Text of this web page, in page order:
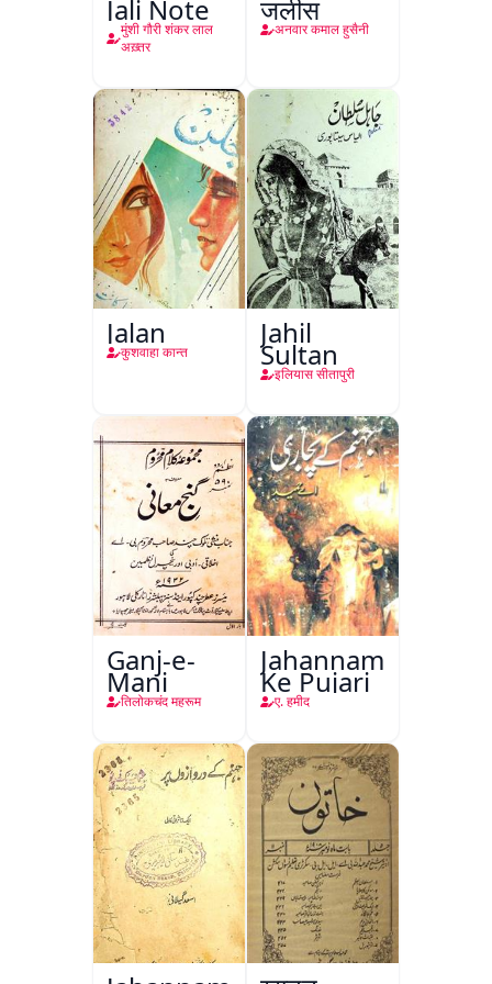
Jali Note
मुंशी गौरी शंकर लाल
अख़्तर
जलीस
अनवार कमाल हुसैनी
Jalan
कुशवाहा कान्त
Jahil
Sultan
इलियास सीतापुरी
Ganj-e-
Mani
तिलोकचंद महरूम
Jahannam
Ke Pujari
ए. हमीद